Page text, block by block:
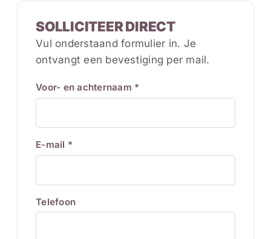
SOLLICITEER DIRECT
Vul onderstaand formulier in. Je
ontvangt een bevestiging per mail.
Voor- en achternaam *
E-mail *
Telefoon